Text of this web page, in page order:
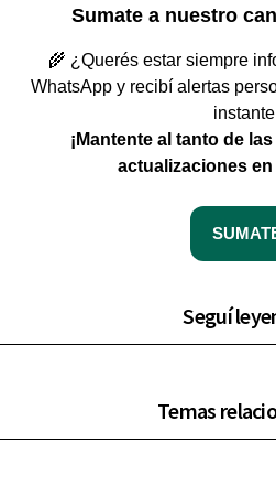
Sumate a nuestro
🌾 ¿Querés estar siempre
WhatsApp y recibí alertas
¡Mantente al tanto de
actualizaciones
Seguí
Temas